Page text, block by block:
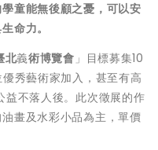
童能無後顧之憂，可以安
命力。
北義術博覽會」目標募集10
秀藝術家加入，甚至有高
不落人後。此次徵展的作
畫及水彩小品為主，單價